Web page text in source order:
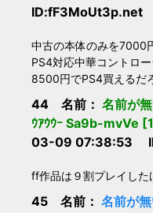
ID:fF3MoUt3p.net
中古の本体のみを7000
PS4対応中華コントロ
8500円でPS4買えるだ
44 名前： 名前が
ｳｱｳｳｰ Sa9b-mvVe
03-09 07:38:53
ff作品は９割プレイした
45 名前： 名前が